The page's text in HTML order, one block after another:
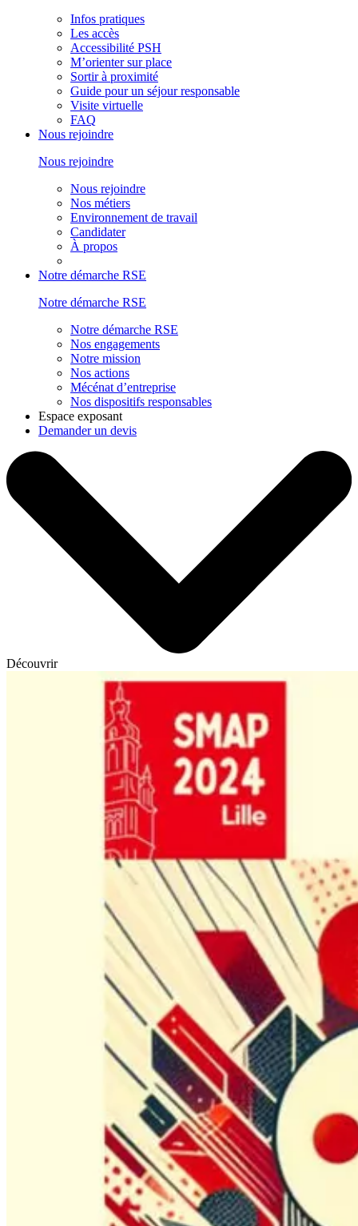
Infos pratiques
Les accès
Accessibilité PSH
M’orienter sur place
Sortir à proximité
Guide pour un séjour responsable
Visite virtuelle
FAQ
Nous rejoindre
Nous rejoindre
Nous rejoindre
Nos métiers
Environnement de travail
Candidater
À propos
Notre démarche RSE
Notre démarche RSE
Notre démarche RSE
Nos engagements
Notre mission
Nos actions
Mécénat d’entreprise
Nos dispositifs responsables
Espace exposant
Demander un devis
Découvrir